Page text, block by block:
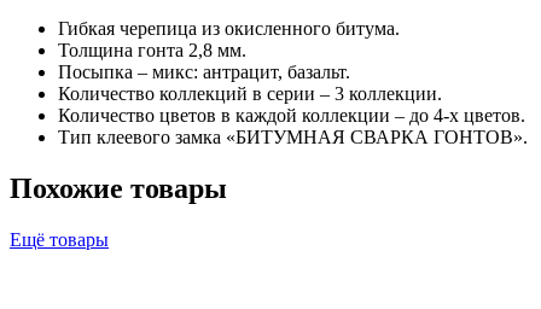
Гибкая черепица из окисленного битума.
Толщина гонта 2,8 мм.
Посыпка – микс: антрацит, базальт.
Количество коллекций в серии – 3 коллекции.
Количество цветов в каждой коллекции – до 4-х цветов.
Тип клеевого замка «БИТУМНАЯ СВАРКА ГОНТОВ».
Похожие товары
Ещё товары